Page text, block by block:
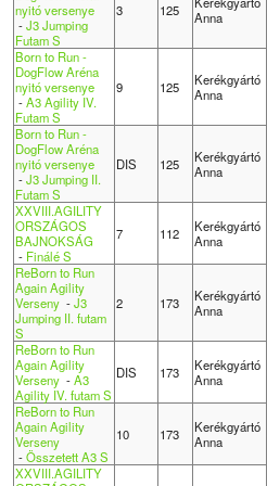
nyitó versenye
-J3 Jumping
Futam S
3 125
Anna
Born to Run -
DogFlow Aréna
nyitó versenye
-A3 Agility IV.
Futam S
9 125
Kerékgyártó
Anna
Born to Run -
DogFlow Aréna
nyitó versenye
-J3 Jumping II.
Futam S
DIS 125
Kerékgyártó
Anna
XXVIII.AGILITY
ORSZÁGOS
BAJNOKSÁG
- Finálé S
7 112
Kerékgyártó
Anna
ReBorn to Run
Again Agility
Verseny -J3
Jumping II. futam
S
2 173
Kerékgyártó
Anna
ReBorn to Run
Again Agility
Verseny -A3
Agility IV. futam S
DIS 173
Kerékgyártó
Anna
ReBorn to Run
Again Agility
Verseny
-Összetett A3 S
10 173
Kerékgyártó
Anna
XXVIII.AGILITY